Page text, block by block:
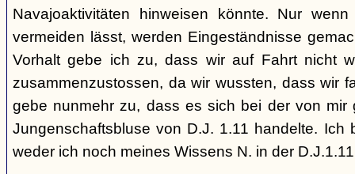
Navajoaktivitäten hinweisen könnte. Nur
vermeiden lässt, werden Eingeständnisse
Vorhalt gebe ich zu, dass wir auf Fahrt nicht
zusammenzustossen, da wir wussten, dass wir
gebe nunmehr zu, dass es sich bei der von mir
Jungenschaftsbluse von D.J. 1.11 handelte. Ich
weder ich noch meines Wissens N. in der